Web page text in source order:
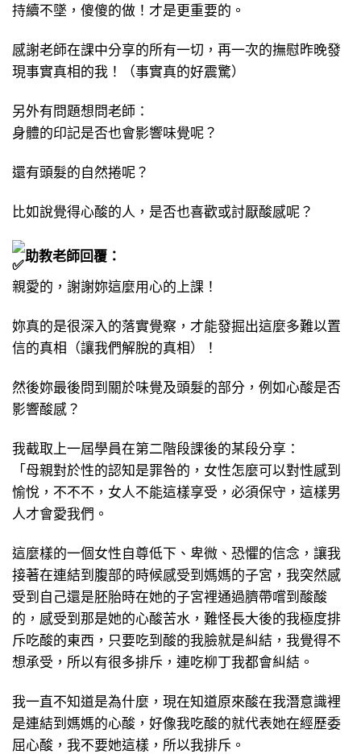
持續不墜，傻傻的做！才是更重要的。
感謝老師在課中分享的所有一切，再一次的撫慰昨晚發
現事實真相的我！（事實真的好震驚）
另外有問題想問老師：
身體的印記是否也會影響味覺呢？
還有頭髮的自然捲呢？
比如說覺得心酸的人，是否也喜歡或討厭酸感呢？
助教老師回覆：
親愛的，謝謝妳這麼用心的上課！
妳真的是很深入的落實覺察，才能發掘出這麼多難以置
信的真相（讓我們解脫的真相）！
然後妳最後問到關於味覺及頭髮的部分，例如心酸是否
影響酸感？
我截取上一屆學員在第二階段課後的某段分享：
「母親對於性的認知是罪咎的，女性怎麼可以對性感到
愉悅，不不不，女人不能這樣享受，必須保守，這樣男
人才會愛我們。
這麼樣的一個女性自尊低下、卑微、恐懼的信念，讓我
接著在連結到腹部的時候感受到媽媽的子宮，我突然感
受到自己還是胚胎時在她的子宮裡通過臍帶嚐到酸酸
的，感受到那是她的心酸苦水，難怪長大後的我極度排
斥吃酸的東西，只要吃到酸的我臉就是糾結，我覺得不
想承受，所以有很多排斥，連吃柳丁我都會糾結。
我一直不知道是為什麼，現在知道原來酸在我潛意識裡
是連結到媽媽的心酸，好像我吃酸的就代表她在經歷委
屈心酸，我不要她這樣，所以我排斥。